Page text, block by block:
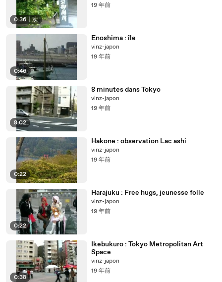
0:36 | 次
19 年前
0:46
Enoshima : île
vinz-japon
19 年前
8:02
8 minutes dans Tokyo
vinz-japon
19 年前
0:22
Hakone : observation Lac ashi
vinz-japon
19 年前
0:22
Harajuku : Free hugs, jeunesse folle
vinz-japon
19 年前
0:38
Ikebukuro : Tokyo Metropolitan Art
Space
vinz-japon
19 年前